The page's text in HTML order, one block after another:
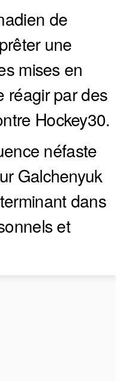
de
une
mises en
réagir par des
Hockey30.
néfaste
Galchenyuk
dans
et